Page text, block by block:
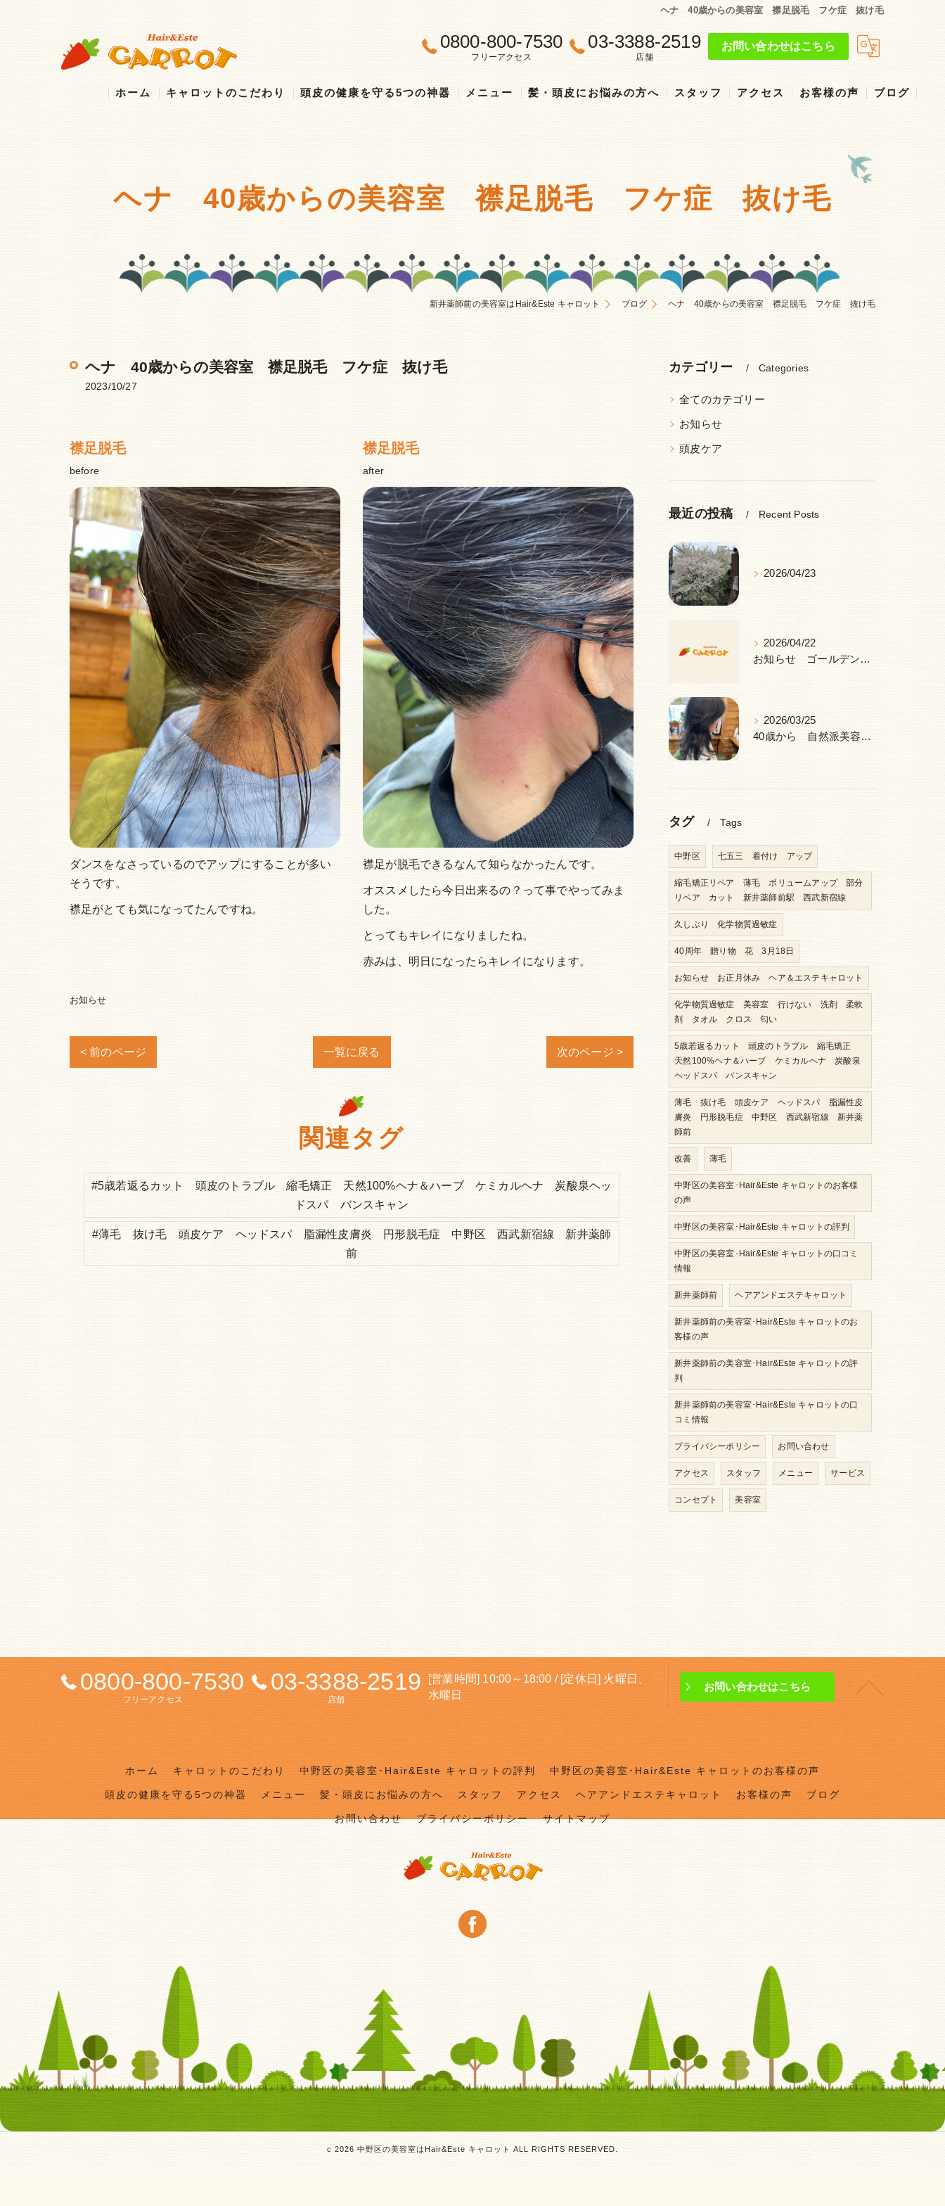
ヘナ 40歳からの美容室 襟足脱毛 フケ症 抜け毛
0800-800-7530
フリーアクセス
03-3388-2519
店舗
お問い合わせはこちら
ホーム キャロットのこだわり 頭皮の健康を守る5つの神器 メニュー 髪・頭皮にお悩みの方へ スタッフ アクセス お客様の声 ブログ
ヘナ 40歳からの美容室 襟足脱毛 フケ症 抜け毛
新井薬師前の美容室はHair&Este キャロット ブログ ヘナ 40歳からの美容室 襟足脱毛 フケ症 抜け毛
ヘナ 40歳からの美容室 襟足脱毛 フケ症 抜け毛
2023/10/27
襟足脱毛
before
ダンスをなさっているのでアップにすることが多い
そうです。
襟足がとても気になってたんですね。
襟足脱毛
after
襟足が脱毛できるなんて知らなかったんです。
オススメしたら今日出来るの？って事でやってみま
した。
とってもキレイになりましたね。
赤みは、明日になったらキレイになります。
お知らせ
< 前のページ 一覧に戻る 次のページ >
関連タグ
#5歳若返るカット 頭皮のトラブル 縮毛矯正 天然100%ヘナ＆ハーブ ケミカルヘナ 炭酸泉ヘッ
ドスパ バンスキャン
#薄毛 抜け毛 頭皮ケア ヘッドスパ 脂漏性皮膚炎 円形脱毛症 中野区 西武新宿線 新井薬師
前
カテゴリー Categories
全てのカテゴリー
お知らせ
頭皮ケア
最近の投稿 Recent Posts
2026/04/23
2026/04/22
お知らせ ゴールデンウィーク 休み
2026/03/25
40歳から 自然派美容室 ヘナ＆ハーブ 中野区 新井薬師前駅
タグ Tags
中野区 七五三 着付け アップ
縮毛矯正リペア 薄毛 ボリュームアップ 部分
リペア カット 新井薬師前駅 西武新宿線
久しぶり 化学物質過敏症
40周年 贈り物 花 3月18日
お知らせ お正月休み ヘア＆エステキャロット
化学物質過敏症 美容室 行けない 洗剤 柔軟
剤 タオル クロス 匂い
5歳若返るカット 頭皮のトラブル 縮毛矯正
天然100%ヘナ＆ハーブ ケミカルヘナ 炭酸泉
ヘッドスパ バンスキャン
薄毛 抜け毛 頭皮ケア ヘッドスパ 脂漏性皮
膚炎 円形脱毛症 中野区 西武新宿線 新井薬
師前
改善 薄毛
中野区の美容室･Hair&Este キャロットのお客様
の声
中野区の美容室･Hair&Este キャロットの評判
中野区の美容室･Hair&Este キャロットの口コミ
情報
新井薬師前 ヘアアンドエステキャロット
新井薬師前の美容室･Hair&Este キャロットのお
客様の声
新井薬師前の美容室･Hair&Este キャロットの評
判
新井薬師前の美容室･Hair&Este キャロットの口
コミ情報
プライバシーポリシー お問い合わせ
アクセス スタッフ メニュー サービス
コンセプト 美容室
0800-800-7530
フリーアクセス
03-3388-2519
店舗
[営業時間] 10:00～18:00 / [定休日] 火曜日、
水曜日
お問い合わせはこちら
ホーム キャロットのこだわり 中野区の美容室･Hair&Este キャロットの評判 中野区の美容室･Hair&Este キャロットのお客様の声
頭皮の健康を守る5つの神器 メニュー 髪・頭皮にお悩みの方へ スタッフ アクセス ヘアアンドエステキャロット お客様の声 ブログ
お問い合わせ プライバシーポリシー サイトマップ
c 2026 中野区の美容室はHair&Este キャロット ALL RIGHTS RESERVED.